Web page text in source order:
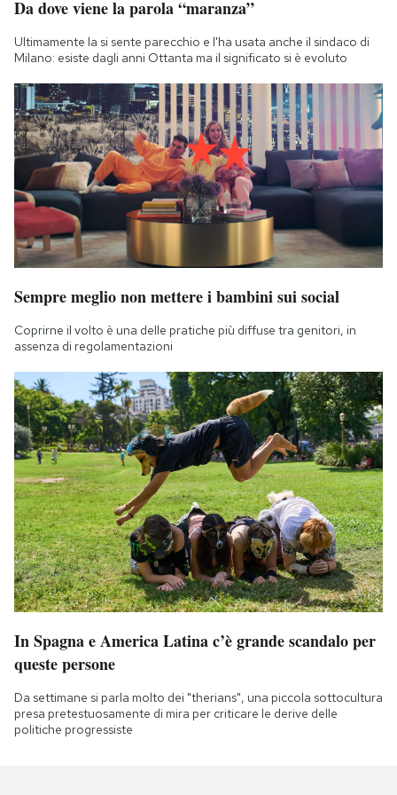
Da dove viene la parola “maranza”
Ultimamente la si sente parecchio e l'ha usata anche il sindaco di
Milano: esiste dagli anni Ottanta ma il significato si è evoluto
Sempre meglio non mettere i bambini sui social
Coprirne il volto è una delle pratiche più diffuse tra genitori, in
assenza di regolamentazioni
In Spagna e America Latina c’è grande scandalo per
queste persone
Da settimane si parla molto dei "therians", una piccola sottocultura
presa pretestuosamente di mira per criticare le derive delle
politiche progressiste